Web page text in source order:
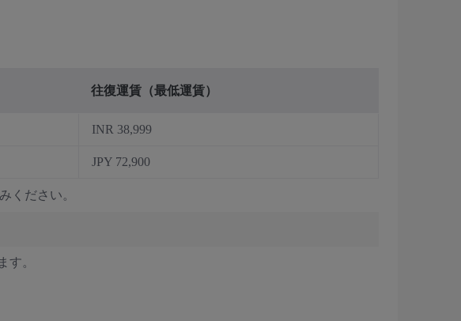
往復運賃（最低運賃）
INR 38,999
JPY 72,900
ください。
す。